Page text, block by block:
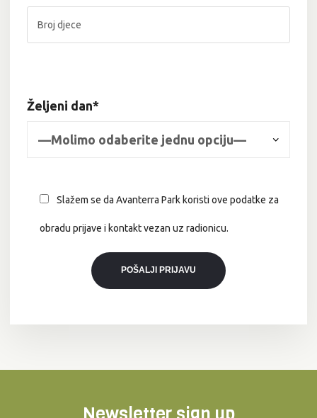
Željeni dan*
Slažem se da Avanterra Park koristi ove podatke za
obradu prijave i kontakt vezan uz radionicu.